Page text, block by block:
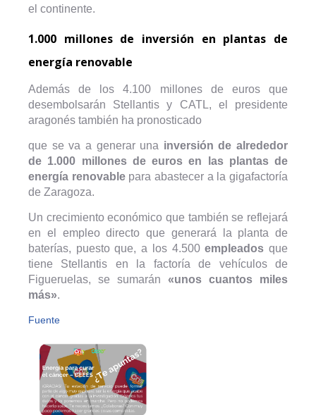
el continente.
1.000 millones de inversión en plantas de
energía renovable
Además de los 4.100 millones de euros que
desembolsarán Stellantis y CATL, el presidente
aragonés también ha pronosticado
que se va a generar una inversión de alrededor
de 1.000 millones de euros en las plantas de
energía renovablepara abastecer a la gigafactoría
de Zaragoza.
Un crecimiento económico que también se reflejará
en el empleo directo que generará la planta de
baterías, puesto que, a los 4.500empleados que
tiene Stellantis en la factoría de vehículos de
Figueruelas, se sumarán «unos cuantos miles
más».
Fuente